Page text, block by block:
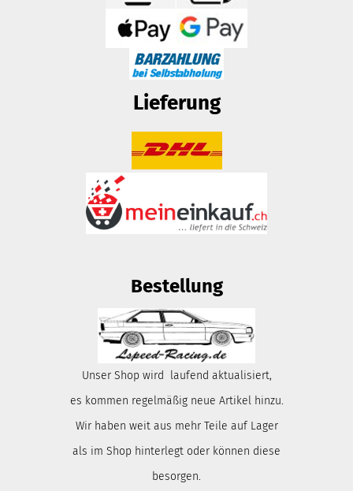
Lieferung
Bestellung
Unser Shop wird laufend aktualisiert,
es kommen regelmäßig neue Artikel hinzu.
Wir haben weit aus mehr Teile auf Lager
als im Shop hinterlegt oder können diese
besorgen.